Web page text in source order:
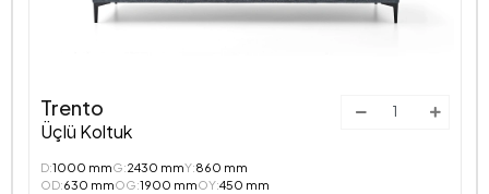
Trento
Üçlü Koltuk
D:1000 mmG:2430 mmY:860 mm
OD:630 mmOG:1900 mmOY:450 mm